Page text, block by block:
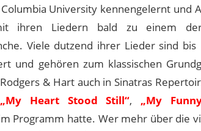
University kennengelernt und
ihren Liedern bald zu einem der
Viele dutzend ihrer Lieder sind
und gehören zum klassischen
& Hart auch in Sinatras
„My Heart Stood Still“, „My
Programm hatte. Wer mehr über die